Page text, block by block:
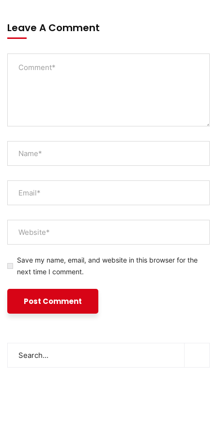
Leave A Comment
Save my name, email, and website in this browser for the
next time I comment.